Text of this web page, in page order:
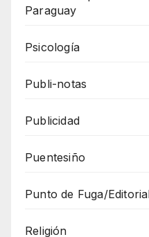
Paraguay
Psicología
Publi-notas
Publicidad
Puentesiño
Punto de Fuga/
Religión